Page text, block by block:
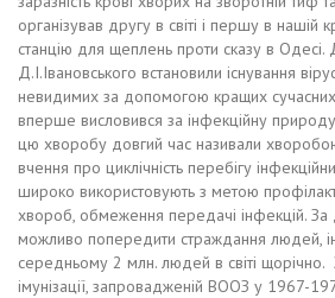
організував другу в світі і першу в нашій
станцію для щеплень проти сказу в Одесі.
Д.І.Івановського встановили існування
невидимих за допомогою кращих сучасних
вперше висловився за інфекційну природу
цю хворобу довгий час називали хворобою
вчення про циклічність перебігу
широко використовують з метою
хвороб, обмеження передачі інфекцій.
можливо попередити страждання людей,
середньому 2 млн. людей в світі щорічно.
імунізації, запровадженій ВООЗ у 1967-